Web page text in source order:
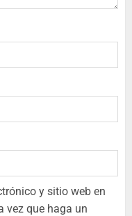
y sitio web en
vez que haga un